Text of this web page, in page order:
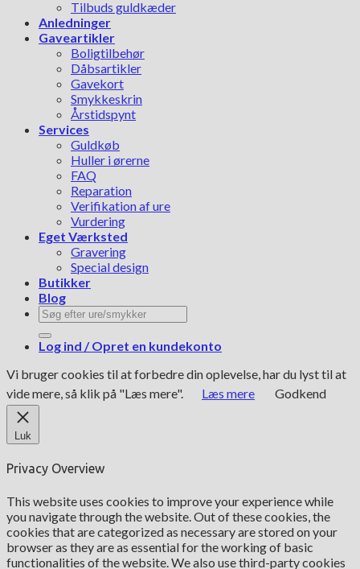
Tilbuds guldkæder
Anledninger
Gaveartikler
Boligtilbehør
Dåbsartikler
Gavekort
Smykkeskrin
Årstidspynt
Services
Guldkøb
Huller i ørerne
FAQ
Reparation
Verifikation af ure
Vurdering
Eget Værksted
Gravering
Special design
Butikker
Blog
Søg
efter:
Log ind / Opret en kundekonto
Vi bruger cookies til at forbedre din oplevelse, har du lyst til at
vide mere, så klik på "Læs mere".
Læs mere Godkend
Luk
Privacy Overview
This website uses cookies to improve your experience while
you navigate through the website. Out of these cookies, the
cookies that are categorized as necessary are stored on your
browser as they are as essential for the working of basic
functionalities of the website. We also use third-party cookies